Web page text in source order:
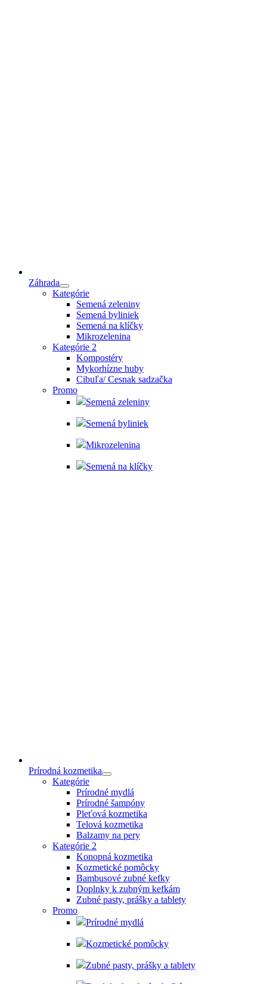
Záhrada
Kategórie
Semená zeleniny
Semená byliniek
Semená na klíčky
Mikrozelenina
Kategórie 2
Kompostéry
Mykorhízne huby
Cibuľa/ Cesnak sadzačka
Promo
Semená zeleniny
Semená byliniek
Mikrozelenina
Semená na klíčky
Prírodná kozmetika
Kategórie
Prírodné mydlá
Prírodné šampóny
Pleťová kozmetika
Telová kozmetika
Balzamy na pery
Kategórie 2
Konopná kozmetika
Kozmetické pomôcky
Bambusové zubné kefky
Doplnky k zubným kefkám
Zubné pasty, prášky a tablety
Promo
Prírodné mydlá
Kozmetické pomôcky
Zubné pasty, prášky a tablety